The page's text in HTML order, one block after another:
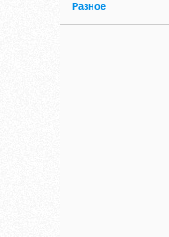
Разное